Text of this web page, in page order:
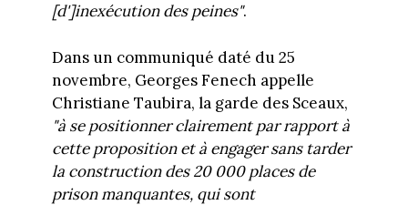
[d']inexécution des peines".
Dans un communiqué daté du 25
novembre, Georges Fenech appelle
Christiane Taubira, la garde des Sceaux,
"à se positionner clairement par rapport à
cette proposition et à engager sans tarder
la construction des 20 000 places de
prison manquantes, qui sont